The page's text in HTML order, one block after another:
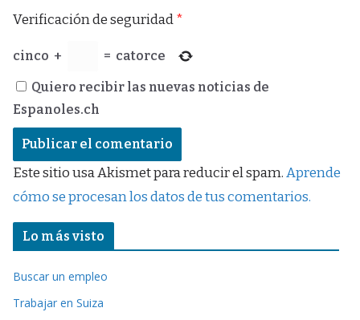
Verificación de seguridad*
cinco + = catorce
Quiero recibir las nuevas noticias de
Espanoles.ch
Este sitio usa Akismet para reducir el spam.Aprende
cómo se procesan los datos de tus comentarios.
Lo más visto
Buscar un empleo
Trabajar en Suiza